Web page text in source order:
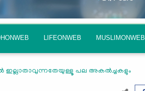
LIFEONWEB MUSLIMONWEB
ഇല്ലാതാവുന്നതേയുള്ളൂ പല അകല്‍ച്ചകളും